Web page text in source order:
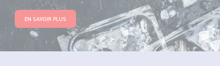
EN SAVOIR PLUS